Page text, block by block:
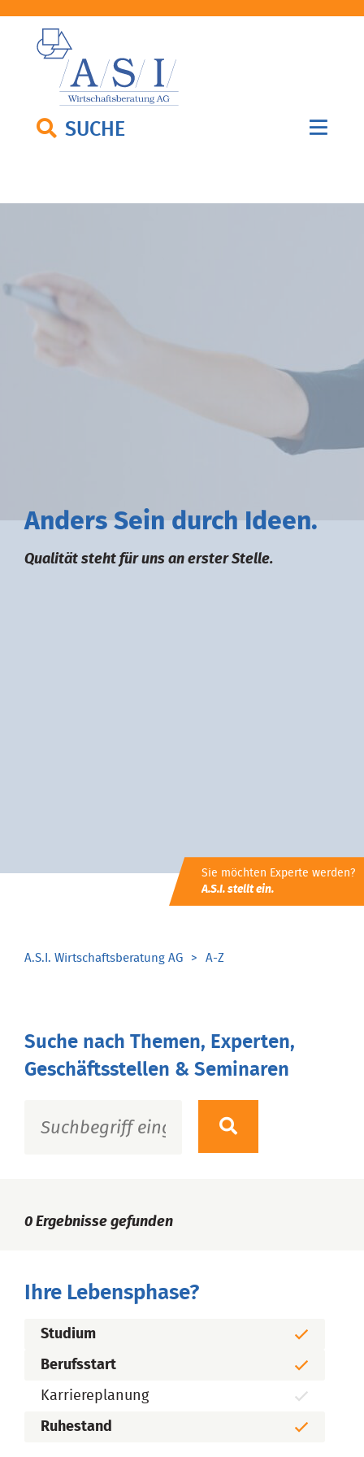
SUCHE
Anders Sein durch deen.
Qualität steht für uns an erster Stelle.
Sie möchten Experte werden?
A.S.I. stellt ein.
A.S.I. Wirtschaftsberatung AG A-Z
Suche nach Themen, Experten,
Geschäftsstellen & Seminaren
0 Ergebnisse gefunden
Ihre Lebensphase?
Studium
Berufsstart
Karriereplanung
Ruhestand